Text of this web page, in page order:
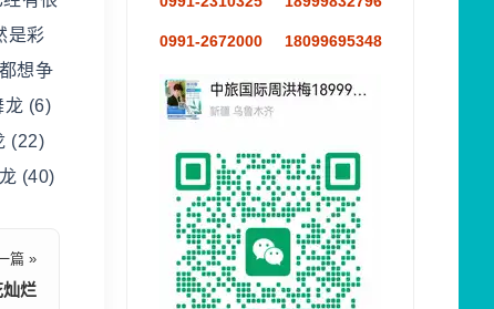
是彩
想争
龙 (6)
(22)
(40)
篇 »
烂
0991-2672000 18099695348